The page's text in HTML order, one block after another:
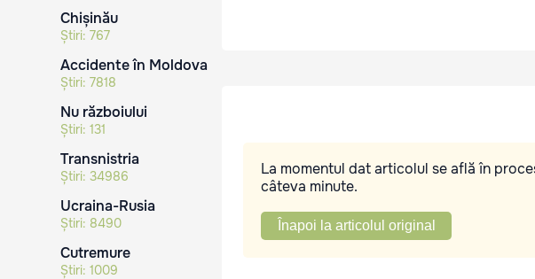
Chișinău
Știri: 767
Accidente în Moldova
Știri: 7818
Nu războiului
Știri: 131
Transnistria
Știri: 34986
Ucraina-Rusia
Știri: 8490
Cutremure
Știri: 1009
La momentul dat articolul se află în
câteva minute.
Înapoi la articolul original